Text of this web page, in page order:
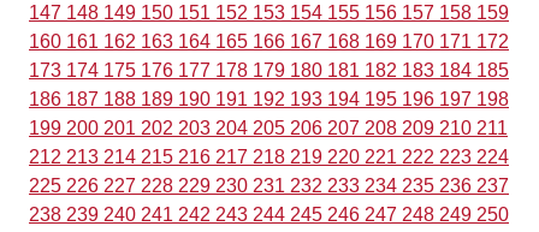
147 148 149 150 151 152 153 154 155 156 157 158 159
160 161 162 163 164 165 166 167 168 169 170 171 172
173 174 175 176 177 178 179 180 181 182 183 184 185
186 187 188 189 190 191 192 193 194 195 196 197 198
199 200 201 202 203 204 205 206 207 208 209 210 211
212 213 214 215 216 217 218 219 220 221 222 223 224
225 226 227 228 229 230 231 232 233 234 235 236 237
238 239 240 241 242 243 244 245 246 247 248 249 250